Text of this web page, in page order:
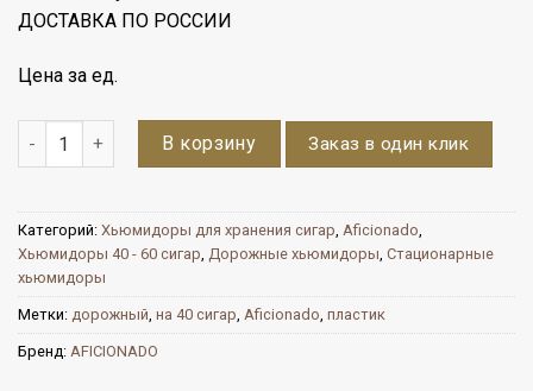
ДОСТАВКА ПО РОССИИ
Цена за ед.
Количество В корзину Заказ в один клик
Категорий: Хьюмидоры для хранения сигар Aficionado
Хьюмидоры 40 - 60 сигар Дорожные хьюмидоры Стационарные
хьюмидоры
Метки: дорожный на 40 сигар Aficionado пластик
Бренд: AFICIONADO